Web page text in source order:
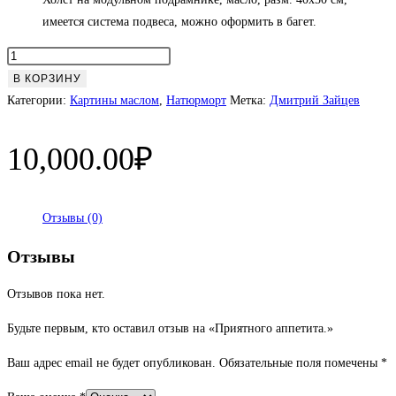
имеется система подвеса, можно оформить в багет.
Количество
товара
Приятного
В КОРЗИНУ
Категории: Картины маслом Натюрморт Метка: Дмитрий Зайцев
10,000.00₽
Отзывы (0)
Отзывы
Отзывов пока нет.
Будьте первым, кто оставил отзыв на «Приятного аппетита.»
Ваш адрес email не будет опубликован. Обязательные поля помечены *